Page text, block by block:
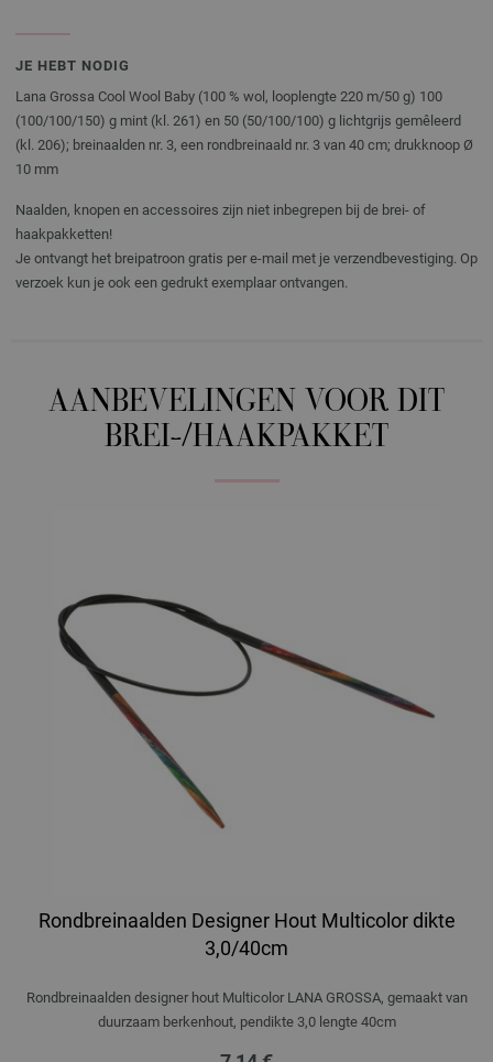
JE HEBT NODIG
Lana Grossa Cool Wool Baby (100 % wol, looplengte 220 m/50 g) 100
(100/100/150) g mint (kl. 261) en 50 (50/100/100) g lichtgrijs gemêleerd
(kl. 206); breinaalden nr. 3, een rondbreinaald nr. 3 van 40 cm; drukknoop Ø
10 mm
Naalden, knopen en accessoires zijn niet inbegrepen bij de brei- of
haakpakketten!
Je ontvangt het breipatroon gratis per e-mail met je verzendbevestiging. Op
verzoek kun je ook een gedrukt exemplaar ontvangen.
AANBEVELINGEN VOOR DIT
BREI-/HAAKPAKKET
Rondbreinaalden Designer Hout Multicolor dikte
3,0/40cm
Rondbreinaalden designer hout Multicolor LANA GROSSA, gemaakt van
duurzaam berkenhout, pendikte 3,0 lengte 40cm